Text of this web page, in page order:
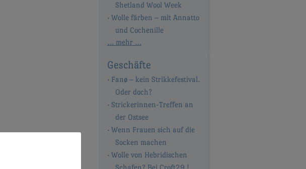
Shetland Wool Week
Wolle färben – mit Annatto
und Cochenille
… mehr …
Geschäfte
Fanø – kein Strikkefestival.
Oder doch?
Strickerinnen-Treffen an
der Ostsee
Wenn Frauen sich auf die
Socken machen
Wolle von Hebridischen
Schafen? Bei Croft29 !